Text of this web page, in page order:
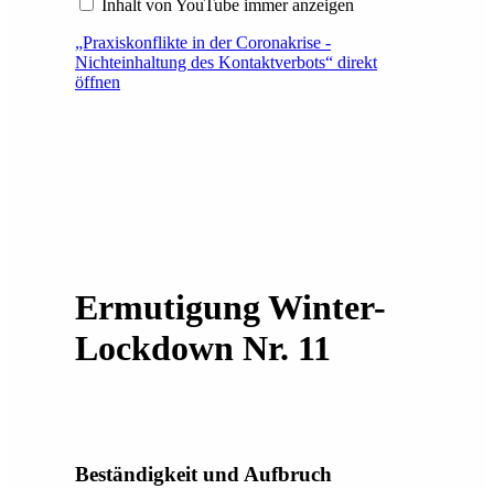
Inhalt von YouTube immer anzeigen
„Praxiskonflikte in der Coronakrise -
Nichteinhaltung des Kontaktverbots“ direkt
öffnen
Ermutigung Winter-
Lockdown Nr. 11
Beständigkeit und Aufbruch